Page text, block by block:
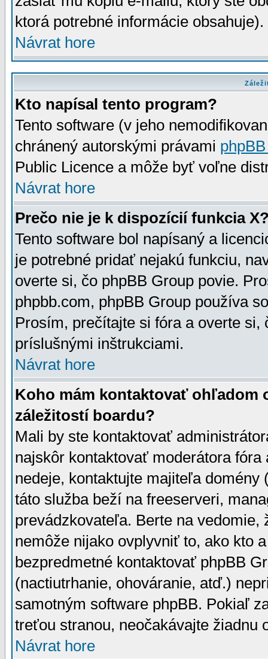
ktorá potrebné informácie
Návrat hore
Kto napísal tento program?
Tento software (v jeho
chránený autorskými právami
Public Licence a môže byť voľne
Návrat hore
Prečo nie je k dispozícií funkcia
Tento software bol napísaný a
je potrebné pridať nejakú funkciu,
overte si, čo phpBB Group povie.
phpbb.com, phpBB Group používa
Prosím, prečítajte si fóra a overte
príslušnými inštrukciami.
Návrat hore
Koho mám kontaktovať ohľadom
záležitostí boardu?
Mali by ste kontaktovať
najskôr kontaktovať moderátora
nedeje, kontaktujte majiteľa
táto služba beží na freeserveri,
prevádzkovateľa. Berte na vedomie,
nemôže nijako ovplyvniť to, ako kto
bezpredmetné kontaktovať phpBB
(nactiutrhanie, ohováranie, atď.)
samotným software phpBB. Pokiaľ
treťou stranou, neočakávajte žiadnu
Návrat hore